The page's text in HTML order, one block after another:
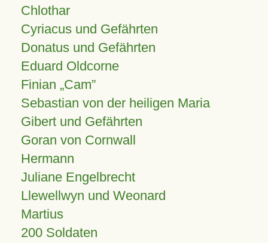
Chlothar
Cyriacus und Gefährten
Donatus und Gefährten
Eduard Oldcorne
Finian Cam
Sebastian von der heiligen Maria
Gibert und Gefährten
Goran von Cornwall
Hermann
Juliane Engelbrecht
Llewellwyn und Weonard
Martius
200 Soldaten